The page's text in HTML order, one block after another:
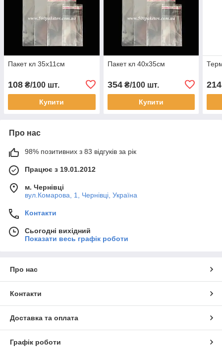
Пакет кл 35х11см
108 ₴/100 шт.
Купити
Пакет кл 40х35см
354₴/100 шт.
Купити
214
Про нас
98% позитивних з 83 відгуків за рік
Працює з 19.01.2012
м. Чернівці
вул.Комарова, 1, Чернівці, Україна
Контакти
Сьогодні вихідний
Показати весь графік роботи
Про нас
Контакти
Доставка та оплата
Графік роботи